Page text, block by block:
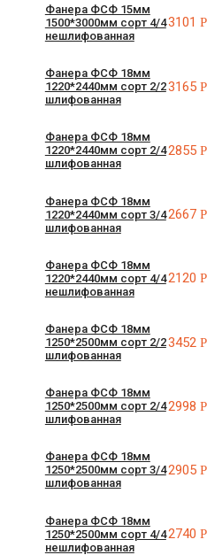
Фанера ФСФ 15мм
1500*3000мм сорт 4/4
нешлифованная
3101Р
Фанера ФСФ 18мм
1220*2440мм сорт 2/2
шлифованная
3165Р
Фанера ФСФ 18мм
1220*2440мм сорт 2/4
шлифованная
2855Р
Фанера ФСФ 18мм
1220*2440мм сорт 3/4
шлифованная
2667Р
Фанера ФСФ 18мм
1220*2440мм сорт 4/4
нешлифованная
2120Р
Фанера ФСФ 18мм
1250*2500мм сорт 2/2
шлифованная
3452Р
Фанера ФСФ 18мм
1250*2500мм сорт 2/4
шлифованная
2998Р
Фанера ФСФ 18мм
1250*2500мм сорт 3/4
шлифованная
2905Р
Фанера ФСФ 18мм
1250*2500мм сорт 4/4
нешлифованная
2740Р